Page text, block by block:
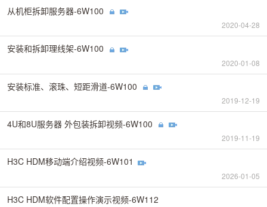
从机柜拆卸服务器-6W100
2020-04-28
安装和拆卸理线架-6W100
2020-01-08
安装标准、滚珠、短距滑道-6W100
2019-12-19
4U和8U服务器 外包装拆卸视频-6W100
2019-11-19
H3C HDM移动端介绍视频-6W101
2026-01-05
H3C HDM软件配置操作演示视频-6W112